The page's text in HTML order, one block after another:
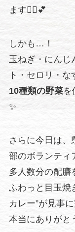
ます🙇‍♀️💕
しかも…！
玉ねぎ・にんじ
ト・セロリ・
10種類の野菜を
✨
さらに今日は、
部のボランティ
多人数分の配膳
ふわっと目玉焼
カレー”が見事に
本当にありがと